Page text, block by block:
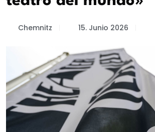
Chemnitz 15. Junio 2026